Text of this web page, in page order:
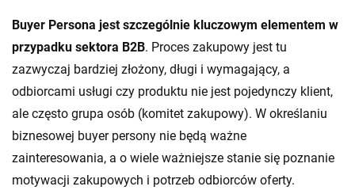
Buyer Persona jest szczególnie kluczowym elementem w
przypadku sektora B2B. Proces zakupowy jest tu
zazwyczaj bardziej złożony, długi i wymagający, a
odbiorcami usługi czy produktu nie jest pojedynczy klient,
ale często grupa osób (komitet zakupowy). W określaniu
biznesowej buyer persony nie będą ważne
zainteresowania, a o wiele ważniejsze stanie się poznanie
motywacji zakupowych i potrzeb odbiorców oferty.